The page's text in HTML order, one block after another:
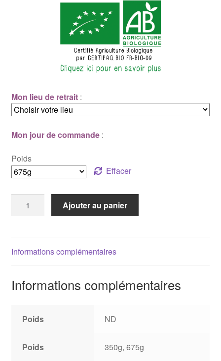
Mon lieu de retrait:
Mon jour de commande:
Poids
Effacer
mie
Ajouter au panier
Informations complémentaires
Informations complémentaires
Poids ND
Poids 350g, 675g